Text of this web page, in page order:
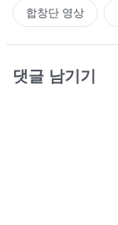
합창단 영상
댓글 남기기